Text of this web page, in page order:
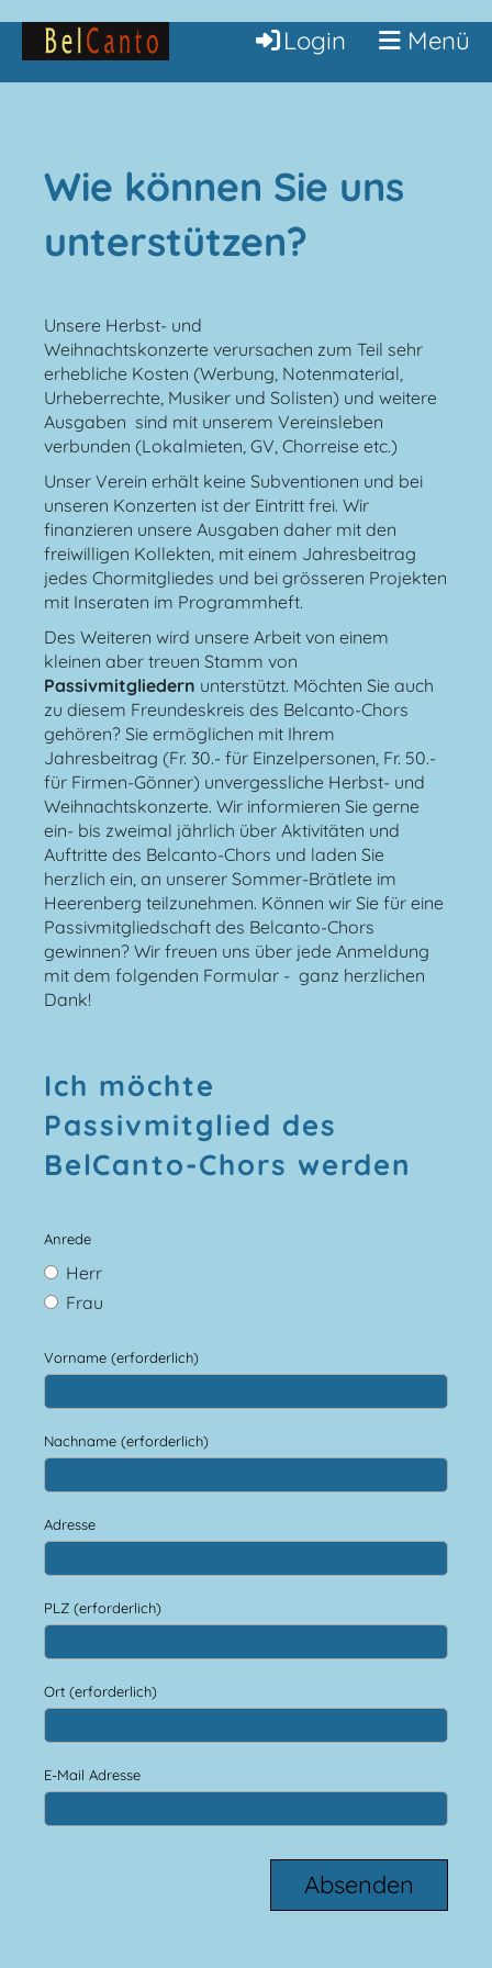
Login Menü
Wie können Sie uns
unterstützen?
Unsere Herbst- und
Weihnachtskonzerte verursachen zum Teil sehr
erhebliche Kosten (Werbung, Notenmaterial,
Urheberrechte, Musiker und Solisten) und weitere
Ausgaben sind mit unserem Vereinsleben
verbunden (Lokalmieten, GV, Chorreise etc.)
Unser Verein erhält keine Subventionen und bei
unseren Konzerten ist der Eintritt frei. Wir
finanzieren unsere Ausgaben daher mit den
freiwilligen Kollekten, mit einem Jahresbeitrag
jedes Chormitgliedes und bei grösseren Projekten
mit Inseraten im Programmheft.
Des Weiteren wird unsere Arbeit von einem
kleinen aber treuen Stamm von
Passivmitgliedern unterstützt. Möchten Sie auch
zu diesem Freundeskreis des Belcanto-Chors
gehören? Sie ermöglichen mit Ihrem
Jahresbeitrag (Fr. 30.- für Einzelpersonen, Fr. 50.-
für Firmen-Gönner) unvergessliche Herbst- und
Weihnachtskonzerte. Wir informieren Sie gerne
ein- bis zweimal jährlich über Aktivitäten und
Auftritte des Belcanto-Chors und laden Sie
herzlich ein, an unserer Sommer-Brätlete im
Heerenberg teilzunehmen. Können wir Sie für eine
Passivmitgliedschaft des Belcanto-Chors
gewinnen? Wir freuen uns über jede Anmeldung
mit dem folgenden Formular - ganz herzlichen
Dank!
Ich möchte
Passivmitglied des
BelCanto-Chors werden
Anrede
Herr
Frau
Vorname (erforderlich)
Nachname (erforderlich)
Adresse
PLZ (erforderlich)
Ort (erforderlich)
E-Mail Adresse